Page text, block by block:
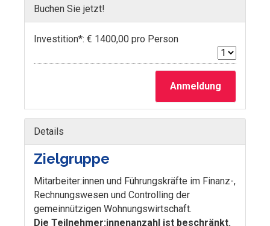
Buchen Sie jetzt!
Investition*: € 1400,00 pro Person
Anmeldung
Details
Zielgruppe
Mitarbeiter:innen und Führungskräfte im Finanz-,
Rechnungswesen und Controlling der
gemeinnützigen Wohnungswirtschaft.
Die Teilnehmer:innenanzahl ist beschränkt.